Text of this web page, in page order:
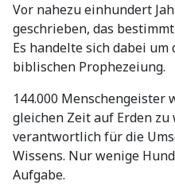
Vor nahezu einhundert
geschrieben, das
Es handelte sich dabei
biblischen Prophezeiung.
144.000 Menschengeister
gleichen Zeit auf Erden
verantwortlich für die
Wissens. Nur wenige
Aufgabe.